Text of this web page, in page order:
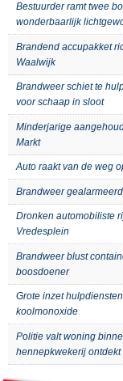
Bestuurder ramt twee
wonderbaarlijk
Brandend accupakket
Waalwijk
Brandweer schiet te
voor schaap in sloot
Minderjarige
Markt
Auto raakt van de weg
Brandweer
Dronken automobiliste
Vredesplein
Brandweer blust
boosdoener
Grote inzet
koolmonoxide
Politie valt woning
hennepkwekerij ontdekt